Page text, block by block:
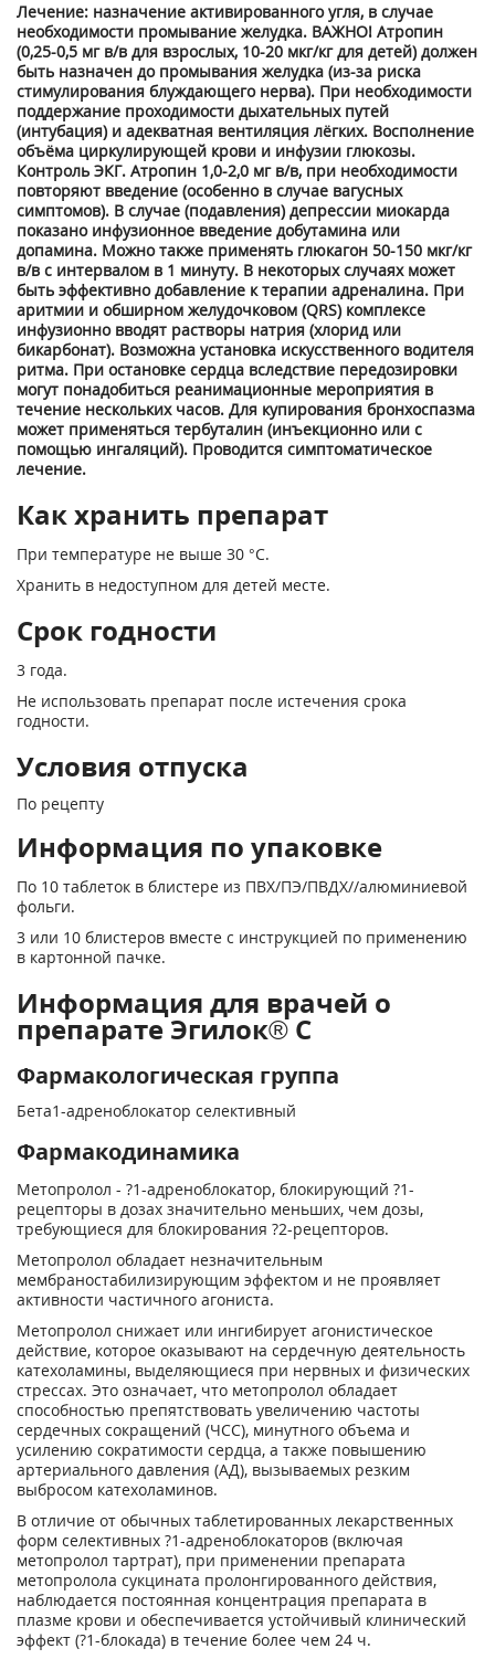
Лечение: назначение активированного угля, в случае
необходимости промывание желудка. ВАЖНО! Атропин
(0,25-0,5 мг в/в для взрослых, 10-20 мкг/кг для детей) должен
быть назначен до промывания желудка (из-за риска
стимулирования блуждающего нерва). При необходимости
поддержание проходимости дыхательных путей
(интубация) и адекватная вентиляция лёгких. Восполнение
объёма циркулирующей крови и инфузии глюкозы.
Контроль ЭКГ. Атропин 1,0-2,0 мг в/в, при необходимости
повторяют введение (особенно в случае вагусных
симптомов). В случае (подавления) депрессии миокарда
показано инфузионное введение добутамина или
допамина. Можно также применять глюкагон 50-150 мкг/кг
в/в с интервалом в 1 минуту. В некоторых случаях может
быть эффективно добавление к терапии адреналина. При
аритмии и обширном желудочковом (QRS) комплексе
инфузионно вводят растворы натрия (хлорид или
бикарбонат). Возможна установка искусственного водителя
ритма. При остановке сердца вследствие передозировки
могут понадобиться реанимационные мероприятия в
течение нескольких часов. Для купирования бронхоспазма
может применяться тербуталин (инъекционно или с
помощью ингаляций). Проводится симптоматическое
лечение.
Как хранить препарат
При температуре не выше 30 °С.
Хранить в недоступном для детей месте.
Срок годности
3 года.
Не использовать препарат после истечения срока
годности.
Условия отпуска
По рецепту
Информация по упаковке
По 10 таблеток в блистере из ПВХ/ПЭ/ПВДХ//алюминиевой
фольги.
3 или 10 блистеров вместе с инструкцией по применению
в картонной пачке.
Информация для врачей о
препарате Эгилок® С
Фармакологическая группа
Бета1-адреноблокатор селективный
Фармакодинамика
Метопролол - ?1-адреноблокатор, блокирующий ?1-
рецепторы в дозах значительно меньших, чем дозы,
требующиеся для блокирования ?2-рецепторов.
Метопролол обладает незначительным
мембраностабилизирующим эффектом и не проявляет
активности частичного агониста.
Метопролол снижает или ингибирует агонистическое
действие, которое оказывают на сердечную деятельность
катехоламины, выделяющиеся при нервных и физических
стрессах. Это означает, что метопролол обладает
способностью препятствовать увеличению частоты
сердечных сокращений (ЧСС), минутного объема и
усилению сократимости сердца, а также повышению
артериального давления (АД), вызываемых резким
выбросом катехоламинов.
В отличие от обычных таблетированных лекарственных
форм селективных ?1-адреноблокаторов (включая
метопролол тартрат), при применении препарата
метопролола сукцината пролонгированного действия,
наблюдается постоянная концентрация препарата в
плазме крови и обеспечивается устойчивый клинический
эффект (?1-блокада) в течение более чем 24 ч.